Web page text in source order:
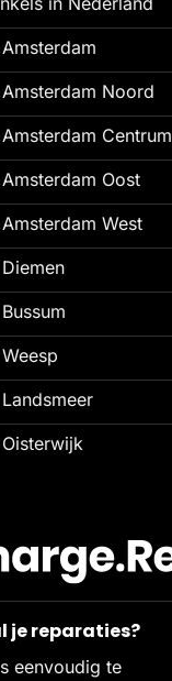
Noord
Centrum
Oost
West
je reparaties?
eenvoudig te